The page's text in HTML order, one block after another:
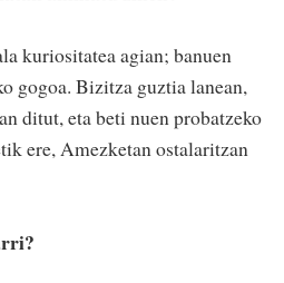
kuriositatea agian; banuen
gogoa. Bizitza guztia lanean,
ditut, eta beti nuen probatzeko
ere, Amezketan ostalaritzan